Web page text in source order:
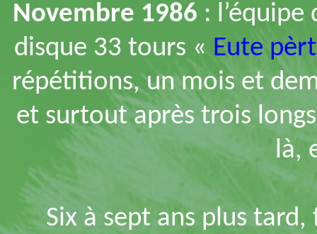
Novembre 1986 : l’équipe
disque 33 tours « Eute
répétitions, un mois et
et surtout après trois
là,
Six à sept ans plus